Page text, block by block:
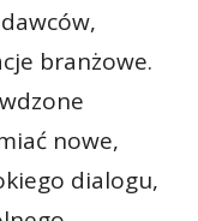
branżowe.
nowe,
dialogu,